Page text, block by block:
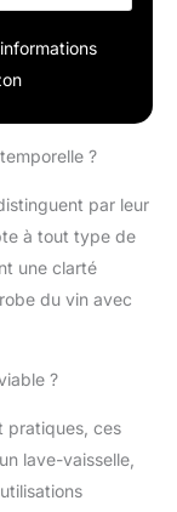
?
par leur
à tout type de
une clarté
du vin avec
?
pratiques, ces
lave-vaisselle,